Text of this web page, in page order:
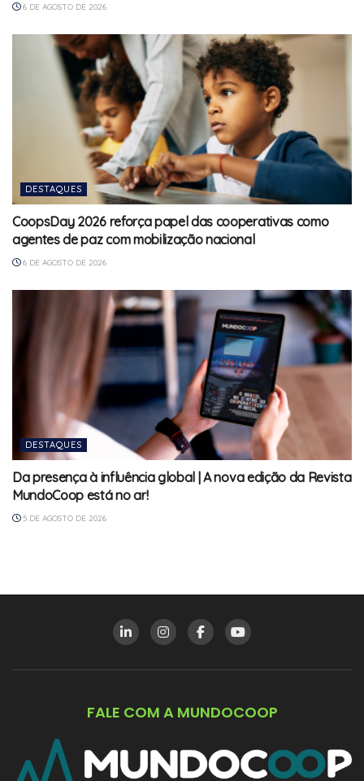
6 DE AGOSTO DE 2026
DESTAQUES
CoopsDay 2026 reforça papel das cooperativas como
agentes de paz com mobilização nacional
6 DE AGOSTO DE 2026
DESTAQUES
Da presença à influência global | A nova edição da Revista
MundoCoop está no ar!
5 DE AGOSTO DE 2026
FALE COM A MUNDOCOOP